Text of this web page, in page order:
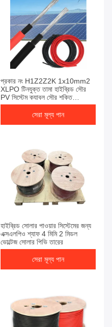
প্রকার নং H1Z2Z2K 1x10mm2
XLPO টিনযুক্ত তামা হাইব্রিড সৌর
PV সিস্টেম ক্যাবল সৌর শক্তি
নেটওয়ার্কের জন্য উপযুক্ত এবং নিরাপত্তা
সেরা মূল্য পান
হাইব্রিড সোলার পাওয়ার সিস্টেমের জন্য
এক্সএলপিও শ্যাফ 4 মিমি 2 মিডল
ভোল্টেজ সোলার পিভি তারের
সেরা মূল্য পান